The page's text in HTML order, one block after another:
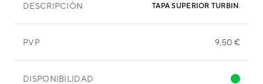
DESCRIPCIÓN TAPA SUPERIOR TURBINA 220
PVP 9,50 €
DISPONIBILIDAD